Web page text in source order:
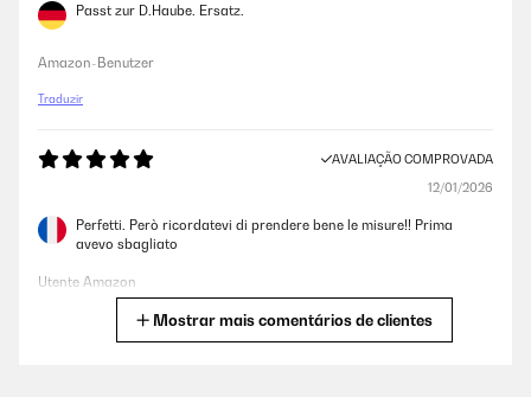
Passt zur D.Haube. Ersatz.
Amazon-Benutzer
Traduzir
AVALIAÇÃO COMPROVADA
12/01/2026
Perfetti. Però ricordatevi di prendere bene le misure!! Prima
avevo sbagliato
Utente Amazon
Mostrar mais comentários de clientes